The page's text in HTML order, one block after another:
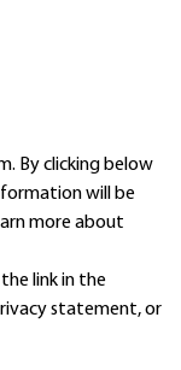
By clicking below
will be
moreabout
link in the
statement, or